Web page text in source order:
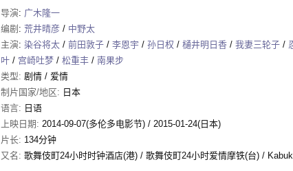
导演: 广木隆一
编剧 : 荒井晴彦 / 中野太
主演: 染谷将太 / 前田敦子 / 李恩宇 / 孙日权 / 樋井明日香 / 我妻三轮子 /
叶 / 宫崎吐梦 / 松重丰 / 南果步
类型: 剧情 / 爱情
制片国家/地区: 日本
语言: 日语
上映日期: 2014-09-07(多伦多电影节) / 2015-01-24(日本)
片长: 134分钟
又名: 歌舞伎町24小时时钟酒店(港) / 歌舞伎町24小时爱情摩铁(台) /